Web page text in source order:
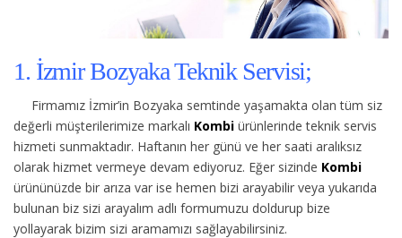
1. İzmir Bozyaka Teknik Servisi;
Firmamız İzmir’in Bozyaka semtinde yaşamakta olan tüm siz
değerli müşterilerimize markalı Kombi ürünlerinde teknik servis
hizmeti sunmaktadır. Haftanın her günü ve her saati aralıksız
olarak hizmet vermeye devam ediyoruz. Eğer sizinde Kombi
ürününüzde bir arıza var ise hemen bizi arayabilir veya yukarıda
bulunan biz sizi arayalım adlı formumuzu doldurup bize
yollayarak bizim sizi aramamızı sağlayabilirsiniz.